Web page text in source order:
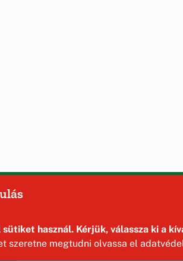
sütiket használ. Kérjük, válassza ki a
szeretne megtudni olvassa el